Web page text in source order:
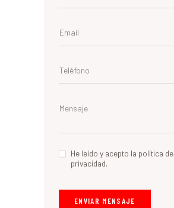
He leído y acepto la política de
privacidad.